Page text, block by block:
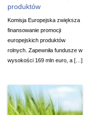
produktów
Komisja Europejska zwiększa
finansowanie promocji
europejskich produktów
rolnych. Zapewniła fundusze w
wysokości 169 mln euro, a […]